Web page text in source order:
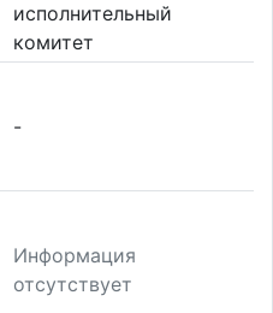
исполнительный
комитет
-
Информация
отсутствует